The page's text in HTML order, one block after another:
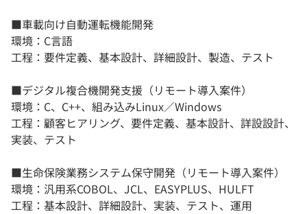
■車載向け自動運転機能開発
環境：C言語
工程：要件定義、基本設計、詳細設計、製造、テスト
■デジタル複合機開発支援（リモート導入案件）
環境：C、C++、組み込みLinux／Windows
工程：顧客ヒアリング、要件定義、基本設計、詳設設計、
実装、テスト
■生命保険業務システム保守開発（リモート導入案件）
環境：汎用系COBOL、JCL、EASYPLUS、HULFT
工程：基本設計、詳細設計、実装、テスト、運用